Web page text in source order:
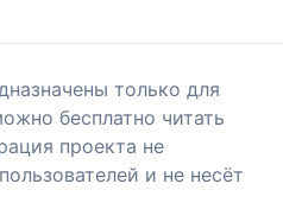
только для
бесплатно читать
проекта не
и не несёт